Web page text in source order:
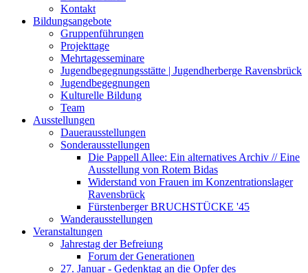
Kontakt
Bildungsangebote
Gruppenführungen
Projekttage
Mehrtagesseminare
Jugendbegegnungsstätte | Jugendherberge Ravensbrück
Jugendbegegnungen
Kulturelle Bildung
Team
Ausstellungen
Dauerausstellungen
Sonderausstellungen
Die Pappell Allee: Ein alternatives Archiv // Eine
Ausstellung von Rotem Bidas
Widerstand von Frauen im Konzentrationslager
Ravensbrück
Fürstenberger BRUCHSTÜCKE '45
Wanderausstellungen
Veranstaltungen
Jahrestag der Befreiung
Forum der Generationen
27. Januar - Gedenktag an die Opfer des